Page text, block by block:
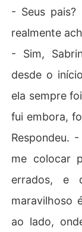
- Seus
realmente
- Sim,
desde o
ela sempre
fui embora,
Respondeu.
me colocar
errados, e
maravilhoso
ao lado,